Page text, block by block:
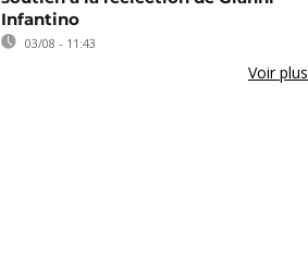
Infantino
03/08 - 11:43
Voir plus